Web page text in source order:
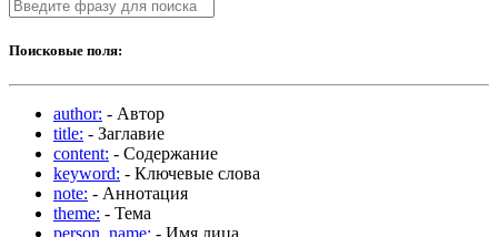
Поисковые поля:
author: - Автор
title: - Заглавие
content: - Содержание
keyword: - Ключевые слова
note: - Аннотация
theme: - Тема